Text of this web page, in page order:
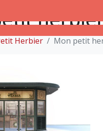
Herbier Mon petit